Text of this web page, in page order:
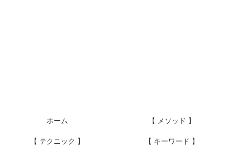
ホーム 【 メソッド 】
【 テクニック 】 【 キーワード 】